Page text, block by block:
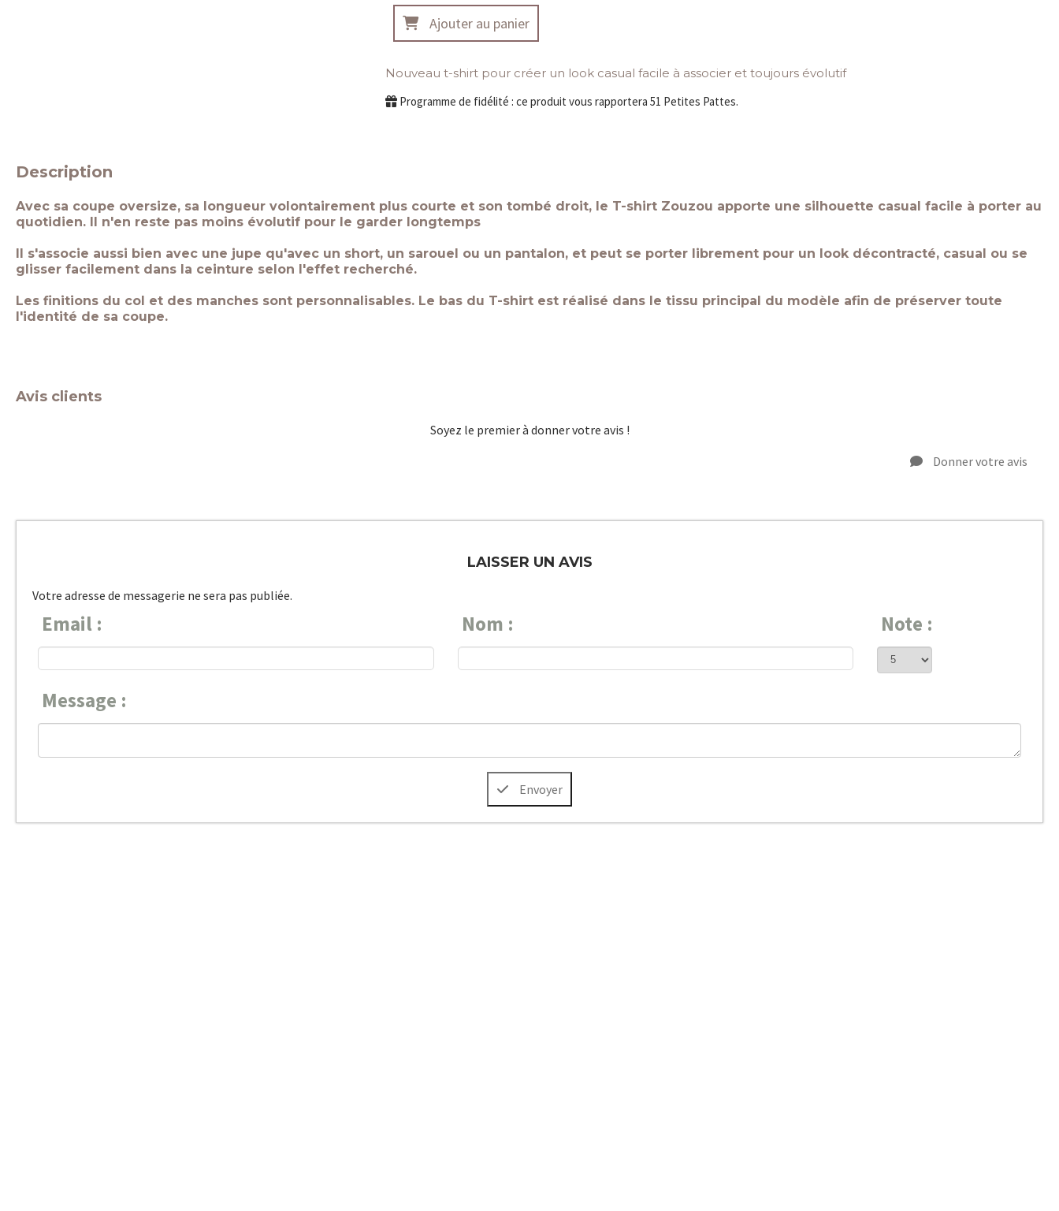
Ajouter au panier
Nouveau t-shirt pour créer un look casual facile à associer et toujours évolutif
Programme de fidélité : ce produit vous rapportera51 Petites Pattes.
Description
Avec sa coupe oversize, sa longueur volontairement plus courte et son tombé droit, le T-shirt Zouzou apporte une silhouette casual facile à porter au
quotidien. Il n'en reste pas moins évolutif pour le garder longtemps
Il s'associe aussi bien avec une jupe qu'avec un short, un sarouel ou un pantalon, et peut se porter librement pour un look décontracté, casual ou se
glisser facilement dans la ceinture selon l'effet recherché.
Les finitions du col et des manches sont personnalisables. Le bas du T-shirt est réalisé dans le tissu principal du modèle afin de préserver toute
l'identité de sa coupe.
Avis clients
Soyez le premier à donner votre avis !
Donner votre avis
LAISSER UN AVIS
Votre adresse de messagerie ne sera pas publiée.
Email : Nom : Note :
Message :
Envoyer